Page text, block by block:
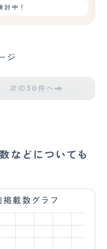
討中！
ジ
次の30件へ
などについても
載数グラフ